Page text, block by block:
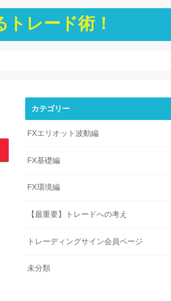
レード術！
カテゴリー
FXエリオット波動編
FX基礎編
FX環境編
【最重要】トレードへの考え
トレーディングサイン会員ページ
未分類